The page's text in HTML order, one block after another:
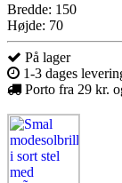
Bredde: 150
Højde: 70
På lager
1-3 dages
Porto fra 29 kr.